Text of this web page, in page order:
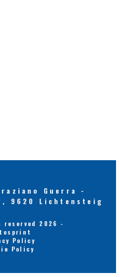
Guerra -
9620 Lichtensteig
2026 -
Policy
Policy